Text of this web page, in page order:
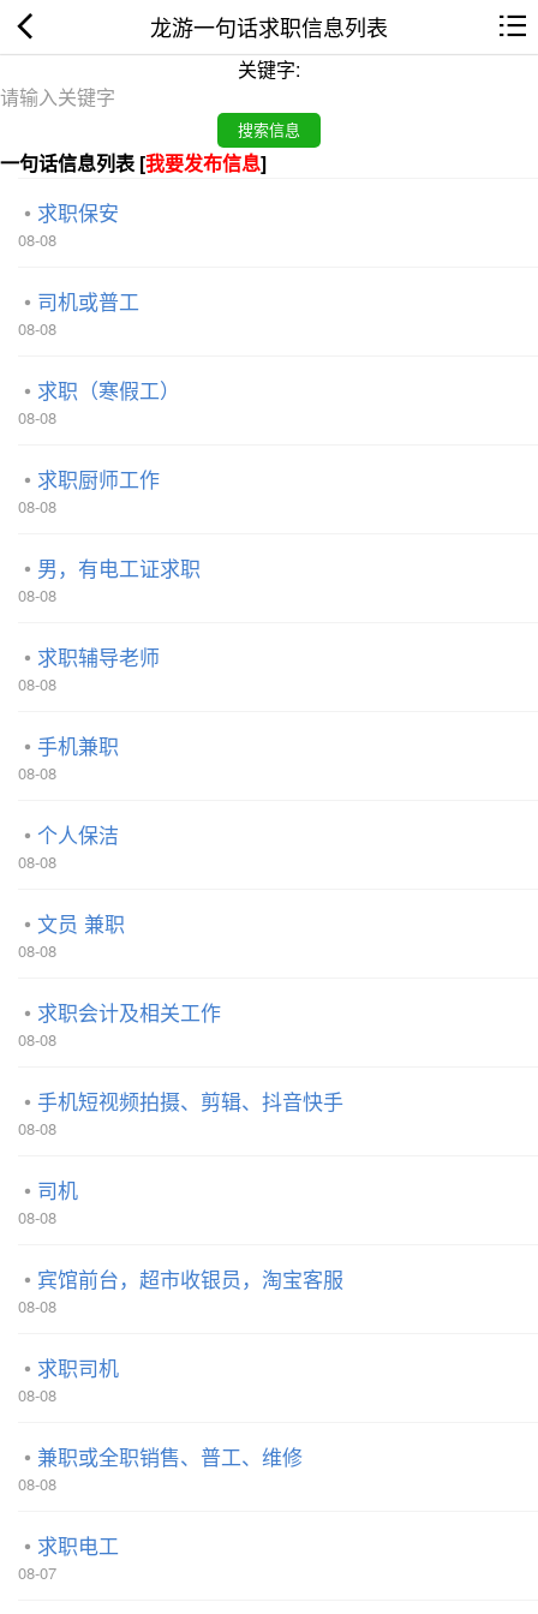
龙游一句话求职信息列表
关键字:
一句话信息列表 [我要发布信息]
求职保安
08-08
司机或普工
08-08
求职（寒假工）
08-08
求职厨师工作
08-08
男，有电工证求职
08-08
求职辅导老师
08-08
手机兼职
08-08
个人保洁
08-08
文员 兼职
08-08
求职会计及相关工作
08-08
手机短视频拍摄、剪辑、抖音快手
08-08
司机
08-08
宾馆前台，超市收银员，淘宝客服
08-08
求职司机
08-08
兼职或全职销售、普工、维修
08-08
求职电工
08-07